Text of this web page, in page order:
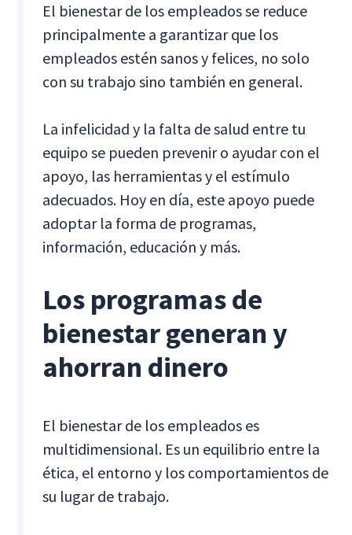
El bienestar de los empleados se reduce
principalmente a garantizar que los
empleados estén sanos y felices, no solo
con su trabajo sino también en general.
La infelicidad y la falta de salud entre tu
equipo se pueden prevenir o ayudar con el
apoyo, las herramientas y el estímulo
adecuados. Hoy en día, este apoyo puede
adoptar la forma de programas,
información, educación y más.
Los programas de
bienestar generan y
ahorran dinero
El bienestar de los empleados es
multidimensional. Es un equilibrio entre la
ética, el entorno y los comportamientos de
su lugar de trabajo.